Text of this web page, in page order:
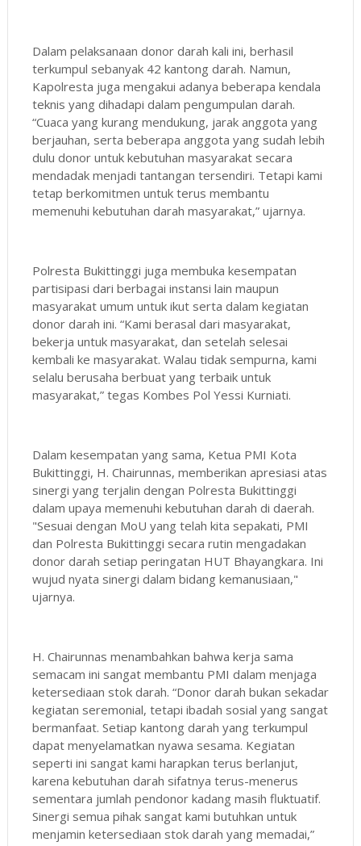
Dalam pelaksanaan donor darah kali ini, berhasil
terkumpul sebanyak 42 kantong darah. Namun,
Kapolresta juga mengakui adanya beberapa kendala
teknis yang dihadapi dalam pengumpulan darah.
“Cuaca yang kurang mendukung, jarak anggota yang
berjauhan, serta beberapa anggota yang sudah lebih
dulu donor untuk kebutuhan masyarakat secara
mendadak menjadi tantangan tersendiri. Tetapi kami
tetap berkomitmen untuk terus membantu
memenuhi kebutuhan darah masyarakat,” ujarnya.
Polresta Bukittinggi juga membuka kesempatan
partisipasi dari berbagai instansi lain maupun
masyarakat umum untuk ikut serta dalam kegiatan
donor darah ini. “Kami berasal dari masyarakat,
bekerja untuk masyarakat, dan setelah selesai
kembali ke masyarakat. Walau tidak sempurna, kami
selalu berusaha berbuat yang terbaik untuk
masyarakat,” tegas Kombes Pol Yessi Kurniati.
Dalam kesempatan yang sama, Ketua PMI Kota
Bukittinggi, H. Chairunnas, memberikan apresiasi atas
sinergi yang terjalin dengan Polresta Bukittinggi
dalam upaya memenuhi kebutuhan darah di daerah.
"Sesuai dengan MoU yang telah kita sepakati, PMI
dan Polresta Bukittinggi secara rutin mengadakan
donor darah setiap peringatan HUT Bhayangkara. Ini
wujud nyata sinergi dalam bidang kemanusiaan,"
ujarnya.
H. Chairunnas menambahkan bahwa kerja sama
semacam ini sangat membantu PMI dalam menjaga
ketersediaan stok darah. “Donor darah bukan sekadar
kegiatan seremonial, tetapi ibadah sosial yang sangat
bermanfaat. Setiap kantong darah yang terkumpul
dapat menyelamatkan nyawa sesama. Kegiatan
seperti ini sangat kami harapkan terus berlanjut,
karena kebutuhan darah sifatnya terus-menerus
sementara jumlah pendonor kadang masih fluktuatif.
Sinergi semua pihak sangat kami butuhkan untuk
menjamin ketersediaan stok darah yang memadai,”